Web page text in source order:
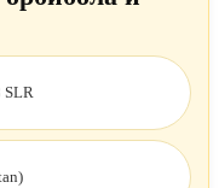
SLR